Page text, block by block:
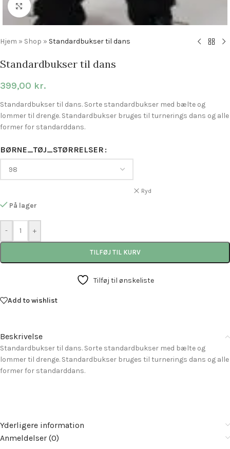
Click to enlarge
Hjem » Shop » Standardbukser til dans
Standardbukser til dans
399,00 kr.
Standardbukser til dans. Sorte standardbukser med bælte og
lommer til drenge. Standardbukser bruges til turnerings dans og alle
former for standarddans.
BØRNE_TØJ_STØRRELSER
Ryd
På lager
- +
TILFØJ TIL KURV
Tilføj til ønskeliste
Add to wishlist
Beskrivelse
Standardbukser til dans. Sorte standardbukser med bælte og
lommer til drenge. Standardbukser bruges til turnerings dans og alle
former for standarddans.
Yderligere information
Anmeldelser (0)